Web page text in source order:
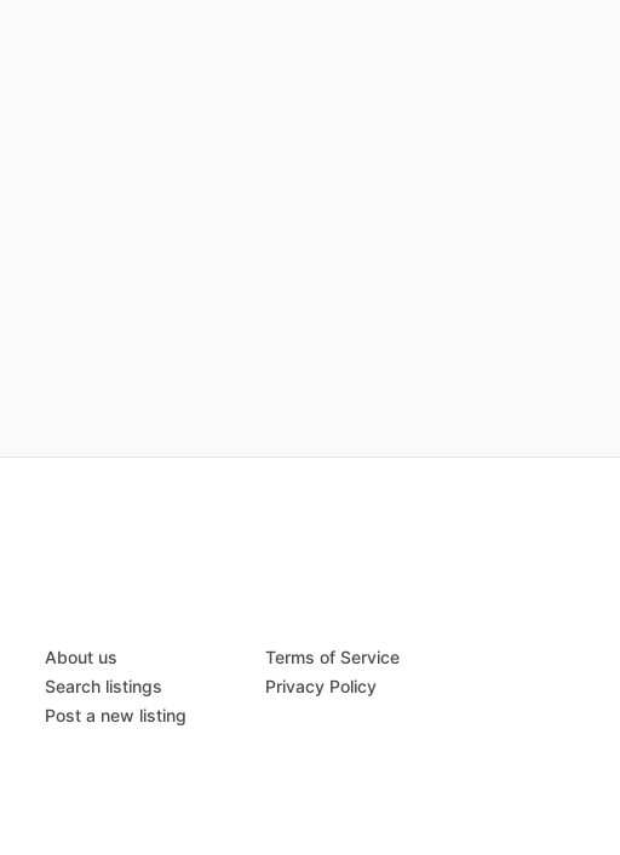
About us
Search listings
Post a new listing
Terms of Service
Privacy Policy